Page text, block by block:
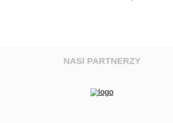
NASI PARTNERZY